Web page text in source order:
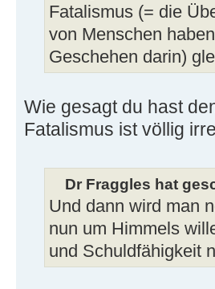
Fatalismus (= die
von Menschen
Geschehen darin)
Wie gesagt du hast
Fatalismus ist völlig
Dr Fraggles hat
Und dann wird man
nun um Himmels
und Schuldfähigkeit